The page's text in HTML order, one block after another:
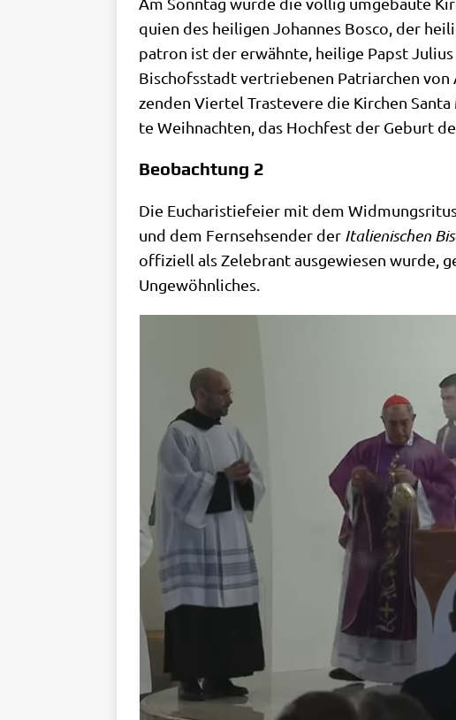
qui­en des hei­li­gen Johan­nes Bos­co, der
pa­tron ist der erwähn­te, hei­li­ge Papst
Bischofs­stadt ver­trie­be­nen Patri­ar­chen
zen­den Vier­tel Tra­ste­ve­re die Kir­chen
te Weih­nach­ten, das Hoch­fest der Geburt
Beobachtung 2
Die Eucha­ri­stie­fei­er mit dem
und dem Fern­seh­sen­der der Ita­lie­ni­schen
offi­zi­ell als Zele­brant aus­ge­wie­sen wur­de,
Ungewöhnliches.